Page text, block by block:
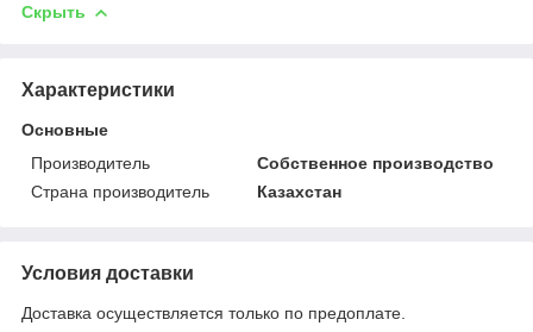
Скрыть
Характеристики
Основные
Производитель
Собственное производство
Страна производитель
Казахстан
Условия доставки
Доставка осуществляется только по предоплате.